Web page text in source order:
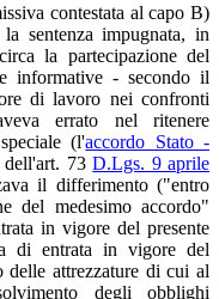
contestata al capo B)
sentenza impugnata, in
la partecipazione del
informative - secondo il
di lavoro nei confronti
errato nel ritenere
(l'accordo Stato -
dell'art. 73D.Lgs. 9 aprile
il differimento ("entro
del medesimo accordo"
in vigore del presente
di entrata in vigore del
delle attrezzature di cui al
degli obblighi